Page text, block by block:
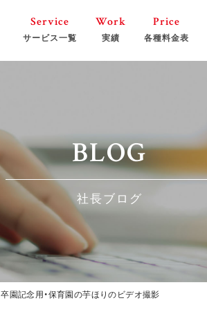
Service
サービス一覧
ホームページ制作
撮影機材レンタル
Work
実績
Price
各種料金表
BLOG
社長ブログ
卒園記念用・保育園の芋ほりのビデオ撮影